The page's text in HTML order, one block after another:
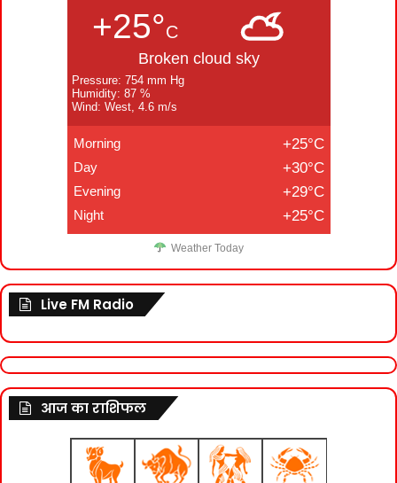
+25°C
Broken cloud sky
Pressure: 754 mm Hg
Humidity: 87 %
Wind: West, 4.6 m/s
Morning +25°C
Day +30°C
Evening +29°C
Night +25°C
Weather Today
Live FM Radio
आज का राशिफल